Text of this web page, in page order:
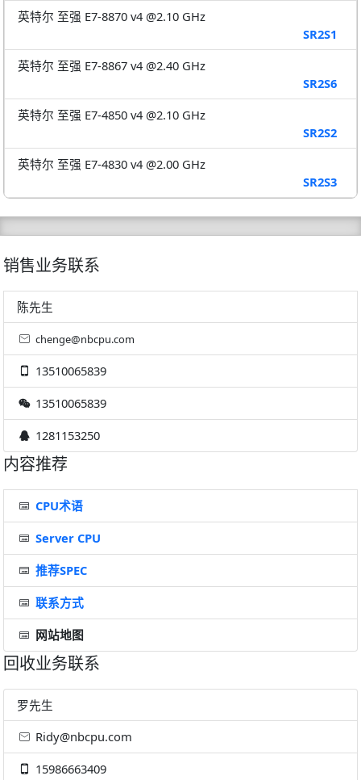
英特尔 至强 E7-8870 v4 @2.10 GHz
SR2S1
英特尔 至强 E7-8867 v4 @2.40 GHz
SR2S6
英特尔 至强 E7-4850 v4 @2.10 GHz
SR2S2
英特尔 至强 E7-4830 v4 @2.00 GHz
SR2S3
销售业务联系
陈先生
chenge@nbcpu.com
13510065839
13510065839
1281153250
内容推荐
CPU术语
Server CPU
推荐SPEC
联系方式
网站地图
回收业务联系
罗先生
Ridy@nbcpu.com
15986663409